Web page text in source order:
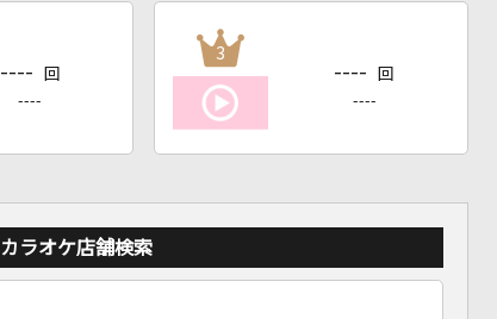
---- 回
----
3
---- 回
----
カラオケ店舗検索